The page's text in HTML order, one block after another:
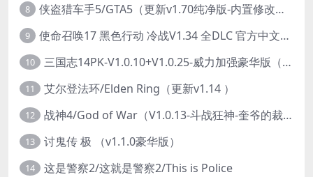
8 侠盗猎车手5/GTA5（更新v1.70纯净版-内置修改器+通关存档）
9 使命召唤17 黑色行动 冷战V1.34 全DLC 官方中文版COD17
10 三国志14PK-V1.0.10+V1.0.25-威力加强豪华版（武将面容套装-全DLC+季票+特典+中文语音+编辑修改器）
11 艾尔登法环/Elden Ring（更新v1.14 ）
12 战神4/God of War（V1.0.13-斗战狂神-奎爷的裁决+全DLC）
13 讨鬼传 极 （v1.1.0豪华版）
14 这是警察2/这就是警察2/This is Police